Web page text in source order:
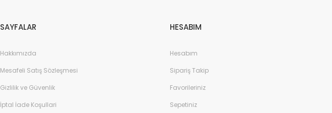
SAYFALAR
Hakkımızda
Mesafeli Satış Sözleşmesi
Gizlilik ve Güvenlik
İptal İade Koşullari
HESABIM
Hesabım
Sipariş Takip
Favorileriniz
Sepetiniz